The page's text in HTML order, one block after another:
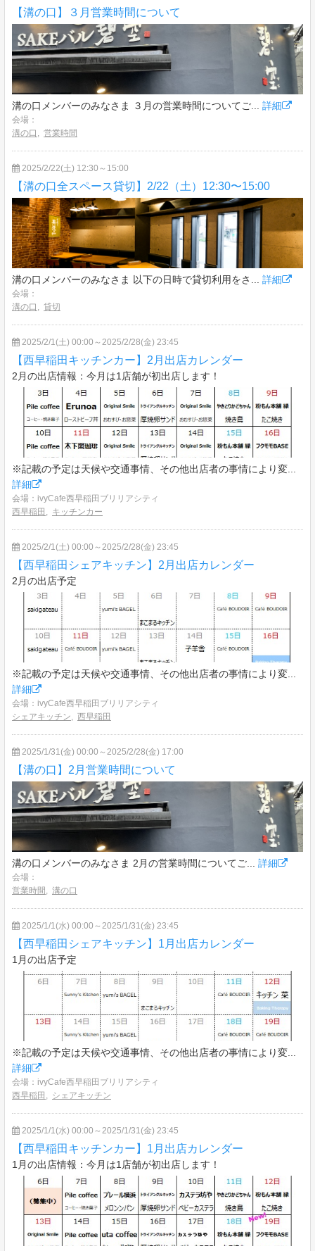
【溝の口】３月営業時間について
溝の口メンバーのみなさま ３月の営業時間についてご... 詳細
会場：
溝の口 , 営業時間
2025/2/22(土) 12:30～15:00
【溝の口全スペース貸切】2/22（土）12:30〜15:00
溝の口メンバーのみなさま 以下の日時で貸切利用をさ... 詳細
会場：
溝の口 , 貸切
2025/2/1(土) 00:00～2025/2/28(金) 23:45
【西早稲田キッチンカー】2月出店カレンダー
2月の出店情報：今月は1店舗が初出店します！
※記載の予定は天候や交通事情、その他出店者の事情により変...
詳細
会場：ivyCafe西早稲田ブリリアシティ
西早稲田 , キッチンカー
2025/2/1(土) 00:00～2025/2/28(金) 23:45
【西早稲田シェアキッチン】2月出店カレンダー
2月の出店予定
※記載の予定は天候や交通事情、その他出店者の事情により変...
詳細
会場：ivyCafe西早稲田ブリリアシティ
シェアキッチン, 西早稲田
2025/1/31(金) 00:00～2025/2/28(金) 17:00
【溝の口】2月営業時間について
溝の口メンバーのみなさま 2月の営業時間についてご... 詳細
会場：
営業時間 , 溝の口
2025/1/1(水) 00:00～2025/1/31(金) 23:45
【西早稲田シェアキッチン】1月出店カレンダー
1月の出店予定
※記載の予定は天候や交通事情、その他出店者の事情により変...
詳細
会場：ivyCafe西早稲田ブリリアシティ
西早稲田 , シェアキッチン
2025/1/1(水) 00:00～2025/1/31(金) 23:45
【西早稲田キッチンカー】1月出店カレンダー
1月の出店情報：今月は1店舗が初出店します！